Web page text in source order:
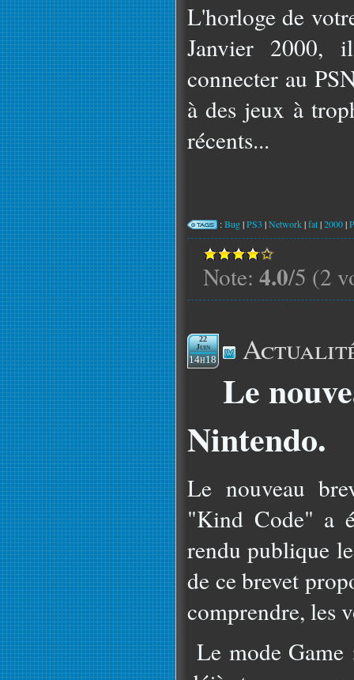
L'horloge de
Janvier 2000,
connecter au
à des jeux à
récents...
:Bug|PS3 |Network|fat|2000|
Note: 4.0/5 (2
22
Juin
14h18
Le
Nintendo.
Le nouveau
"Kind Code" a
rendu publique
de ce brevet
comprendre, les
Le mode